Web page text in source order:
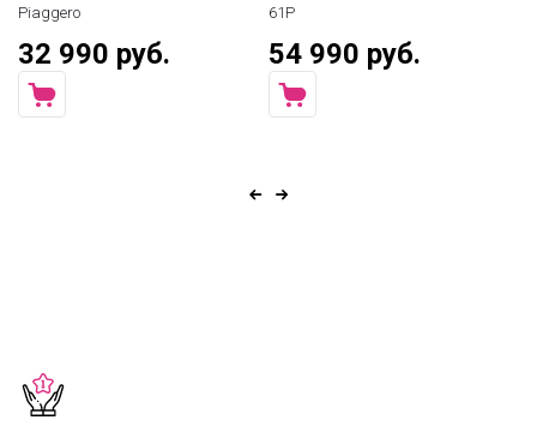
Piaggero
32 990 руб.
61P
54 990 руб.